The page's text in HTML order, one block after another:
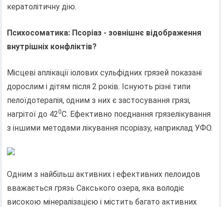
кератолітичну дію.
Психосоматика: Псоріаз - зовнішнє відображення
внутрішніх конфліктів?
Місцеві аплікації іолових сульфідних грязей показані
дорослим і дітям після 2 років. Існують різні типи
пелоїдотерапія, одним з них є застосування грязі,
нагрітої до 420С. Ефективно поєднання грязелікування
з іншими методами лікування псоріазу, наприклад УФО.
Одним з найбільш активних і ефективних пелоидов
вважається грязь Сакського озера, яка володіє
високою мінералізацією і містить багато активних